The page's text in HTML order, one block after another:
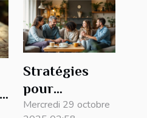
Stratégies
pour
optimiser les
Mercredi 29 octobre